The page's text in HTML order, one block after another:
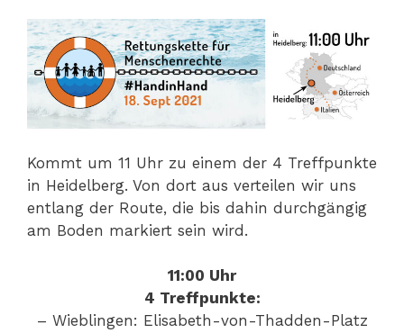
Kommt um 11 Uhr zu einem der 4 Treffpunkte
in Heidelberg. Von dort aus verteilen wir uns
entlang der Route, die bis dahin durchgängig
am Boden markiert sein wird.
11:00 Uhr
4 Treffpunkte:
– Wieblingen: Elisabeth-von-Thadden-Platz